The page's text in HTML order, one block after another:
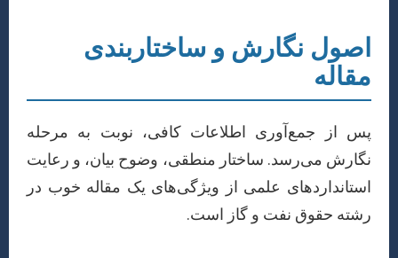
اصول نگارش و ساختاربندی
مقاله
پس از جمع‌آوری اطلاعات کافی، نوبت به مرحله
نگارش می‌رسد. ساختار منطقی، وضوح بیان، و رعایت
استانداردهای علمی از ویژگی‌های یک مقاله خوب در
رشته حقوق نفت و گاز است.